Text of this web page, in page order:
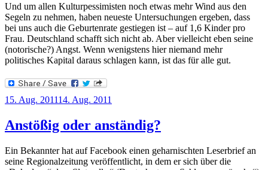
Und um allen Kulturpessimisten noch etwas mehr Wind aus den
Segeln zu nehmen, haben neueste Untersuchungen ergeben, dass
bei uns auch die Geburtenrate gestiegen ist – auf 1,6 Kinder pro
Frau. Deutschland schafft sich nicht ab. Aber vielleicht eben seine
(notorische?) Angst. Wenn wenigstens hier niemand mehr
politisches Kapital daraus schlagen kann, ist das für alle gut.
Veröffentlicht
15. Aug. 201114. Aug. 2011
Anstößig oder anständig?
Ein Bekannter hat auf Facebook einen geharnischten Leserbrief an
seine Regionalzeitung veröffentlicht, in dem er sich über die